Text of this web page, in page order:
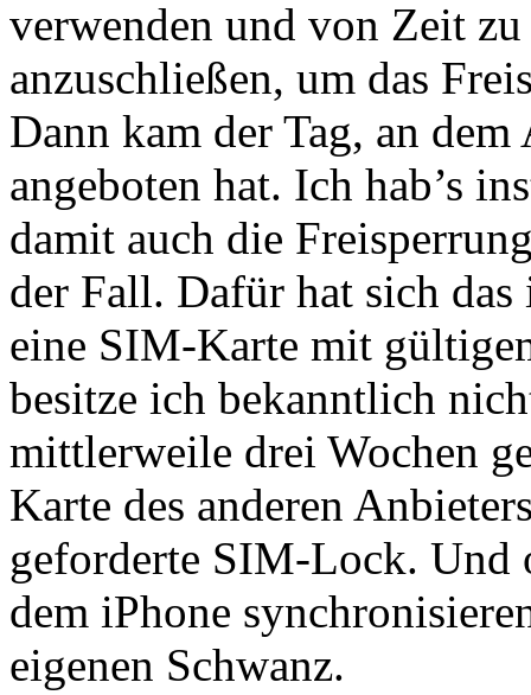
verwenden und von Zeit
anzuschließen, um das
Dann kam der Tag, an
angeboten hat. Ich hab’s
damit auch die
der Fall. Dafür hat sich
eine SIM-Karte mit
besitze ich bekanntlich
mittlerweile drei Wochen
Karte des anderen
geforderte SIM-Lock.
dem iPhone
eigenen Schwanz.